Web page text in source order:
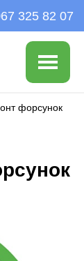
325 82 07
форсунок